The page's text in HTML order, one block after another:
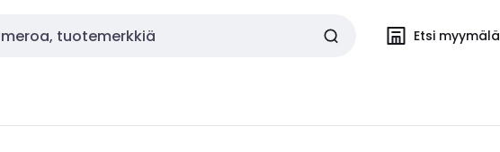
Etsi myymälä